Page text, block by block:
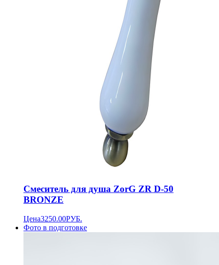
Смеситель для душа ZorG ZR D-50
BRONZE
Цена3250.00РУБ.
Фото в подготовке